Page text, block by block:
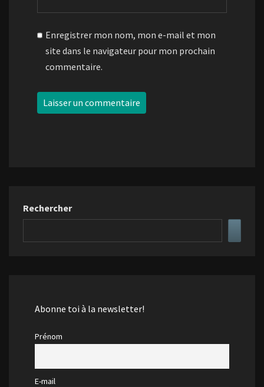
Enregistrer mon nom, mon e-mail et mon
site dans le navigateur pour mon prochain
commentaire.
Rechercher
Abonne toi à la newsletter!
Prénom
E-mail